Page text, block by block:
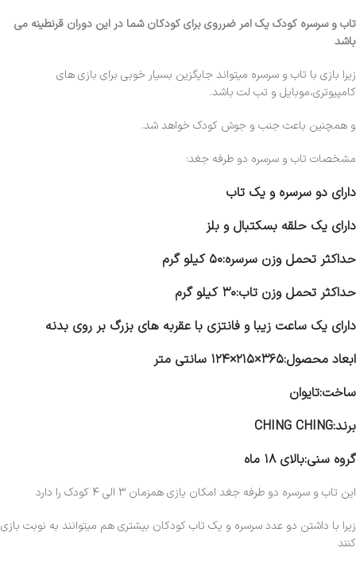
تاب و سرسره کودک یک امر ضرروی برای کودکان شما در این دوران قرنطینه می
باشد
زیرا بازی با تاب و سرسره میتواند جایگزین بسیار خوبی برای بازی های
کامپیوتری،موبایل و تب لت باشد.
و همچنین باعث جنب و جوش کودک خواهد شد.
مشخصات تاب و سرسره دو طرفه جغد:
دارای دو سرسره و یک تاب
دارای یک حلقه بسکتبال و بلز
حداکثر تحمل وزن سرسره:۵۰ کیلو گرم
حداکثر تحمل وزن تاب:۳۰ کیلو گرم
دارای یک ساعت زیبا و فانتزی با عقربه های بزرگ بر روی بدنه
ابعاد محصول:۳۶۵×۲۱۵×۱۲۴ سانتی متر
ساخت:تایوان
برند:CHING CHING
گروه سنی:بالای ۱۸ ماه
این تاب و سرسره دو طرفه جغد امکان یازی همزمان ۳ الی ۴ کودک را دارد
زیرا با داشتن دو عدد سرسره و یک تاب کودکان بیشتری هم میتوانند به نوبت بازی
کنند